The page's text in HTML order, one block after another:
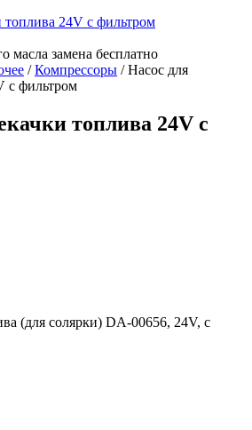
масла замена бесплатно
/Компрессоры /Насос для
c фильтром
топлива 24V c
(для солярки) DA-00656, 24V, с